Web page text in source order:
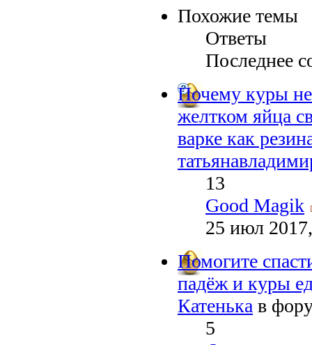
Похожие темы
Ответы
Последнее
Почему куры
желтком яйца
варке как
13
Good Magik
25 июл
Помогите
падёж и куры
Катенька в
5